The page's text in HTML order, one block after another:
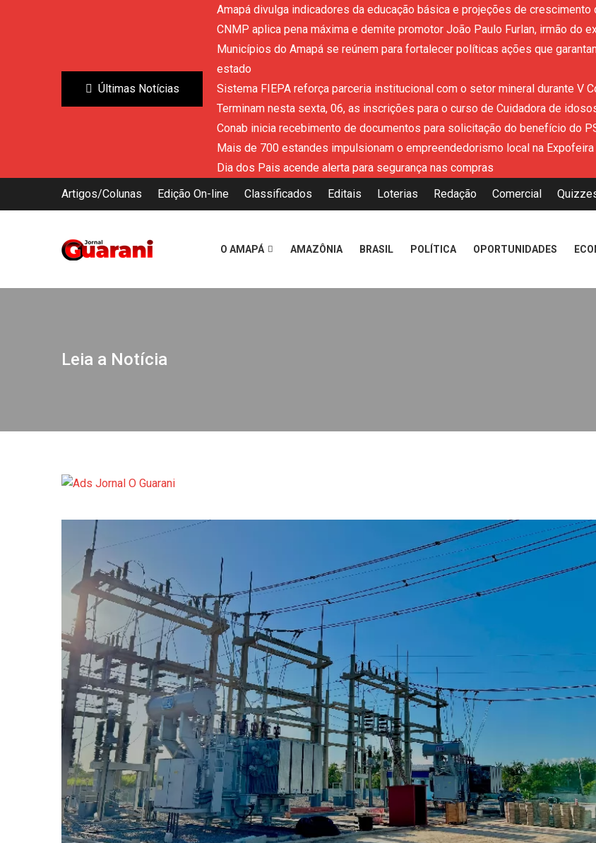
Últimas Notícias
Amapá divulga indicadores da educação básica e projeções de crescimento
CNMP aplica pena máxima e demite promotor João Paulo Furlan, irmão do
Municípios do Amapá se reúnem para fortalecer políticas ações que
estado
Sistema FIEPA reforça parceria institucional com o setor mineral durante V
Terminam nesta sexta, 06, as inscrições para o curso de Cuidadora de
Conab inicia recebimento de documentos para solicitação do benefício do
Mais de 700 estandes impulsionam o empreendedorismo local na
Dia dos Pais acende alerta para segurança nas compras
Artigos/Colunas
Edição On-line Classificados Editais Loterias Redação Comercial
O AMAPÁ AMAZÔNIA BRASIL POLÍTICA OPORTUNIDADES
Leia a Notícia